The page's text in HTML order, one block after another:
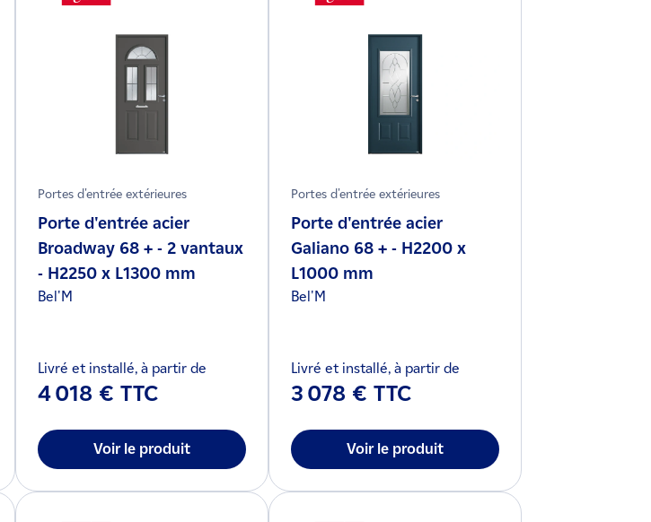
Portes d'entrée extérieures
Porte d'entrée acier
Broadway 68 + - 2 vantaux
- H2250 x L1300 mm
Bel'M
Livré et installé, à partir de
4 018 € TTC
Voir le produit
Portes d'entrée extérieures
Porte d'entrée acier
Galiano 68 + - H2200 x
L1000 mm
Bel'M
Livré et installé, à partir de
3 078 € TTC
Voir le produit